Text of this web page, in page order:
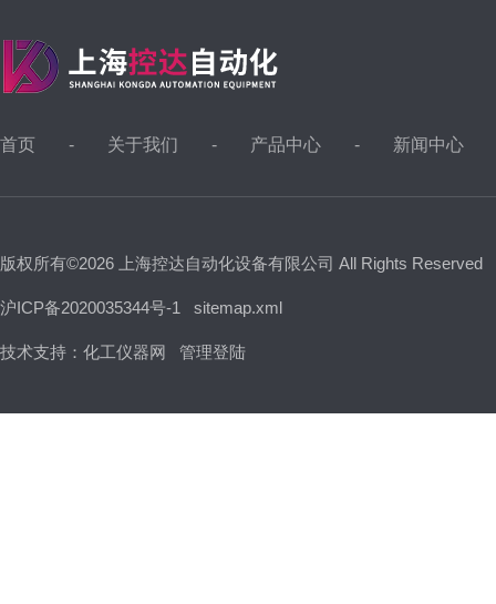
首页 关于我们 产品中心 新闻中心
版权所有©2026 上海控达自动化设备有限公司 All Rights Reserved
沪ICP备2020035344号-1 sitemap.xml
技术支持： 化工仪器网 管理登陆